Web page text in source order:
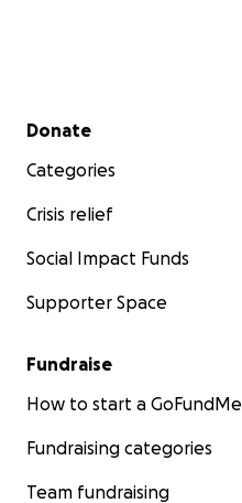
Secondary menu
Donate
Categories
Crisis relief
Social Impact Funds
Supporter Space
Fundraise
How to start a GoFundMe
Fundraising categories
Team fundraising